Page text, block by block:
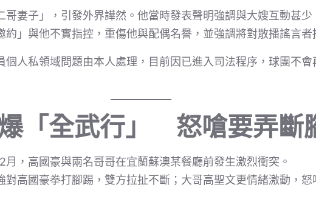
哥妻子」，引發外界譁然。他當時發表聲明強調與大嫂互動甚少
約」與他不實指控，重傷他與配偶名譽，並強調將對散播謠言者
個人私領域問題由本人處理，目前因已進入司法程序，球團不會
「全武行」 怒嗆要弄斷
月，高國豪與兩名哥哥在宜蘭蘇澳某餐廳前發生激烈衝突。
對高國豪拳打腳踢，雙方拉扯不斷；大哥高聖文更情緒激動，怒